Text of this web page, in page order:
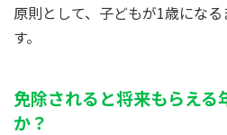
原則として、子どもが1歳にな
す。
免除されると将来もらえる
か？